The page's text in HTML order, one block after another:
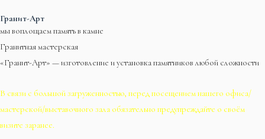
Гранит-Арт
мы воплощаем память в камне
Гранитная мастерская
«Гранит-Арт» — изготовление и установка памятников любой сложности
В связи с большой загруженностью, перед посещением нашего офиса/
мастерской/выставочного зала обязательно предупреждайте о своём
визите заранее.